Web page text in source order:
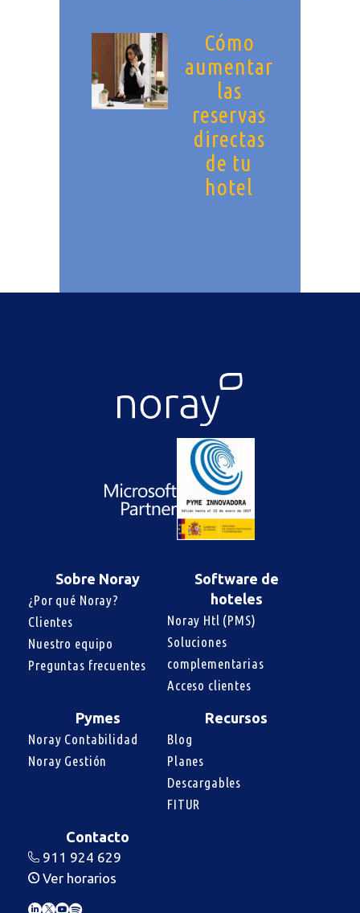
Cómo
aumentar
las
reservas
directas
de tu
hotel
Sobre Noray
¿Por qué Noray?
Clientes
Nuestro equipo
Preguntas frecuentes
Software de
hoteles
Noray Htl (PMS)
Soluciones
complementarias
Acceso clientes
Pymes
Noray Contabilidad
Noray Gestión
Recursos
Blog
Planes
Descargables
FITUR
Contacto
Ver horarios
911 924 629